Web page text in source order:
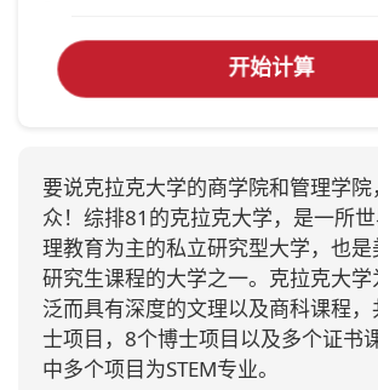
开始计算
要说克拉克大学的商学院和管理学
众！综排81的克拉克大学，是一所
理教育为主的私立研究型大学，也
研究生课程的大学之一。克拉克大
泛而具有深度的文理以及商科课程
士项目，8个博士项目以及多个证书
中多个项目为STEM专业。